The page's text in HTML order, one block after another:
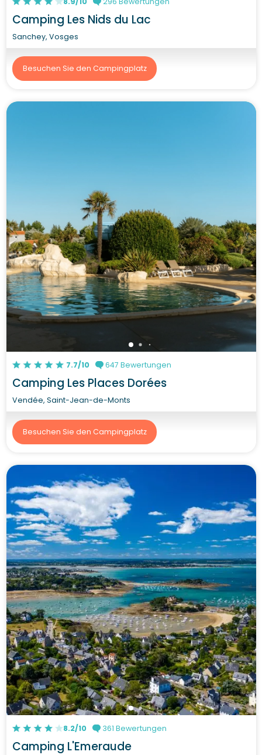
Camping Les Nids du Lac
Sanchey, Vosges
Besuchen Sie den Campingplatz
7.7/10 647 Bewertungen
Camping Les Places Dorées
Vendée, Saint-Jean-de-Monts
Besuchen Sie den Campingplatz
8.2/10 361 Bewertungen
Camping L'Emeraude